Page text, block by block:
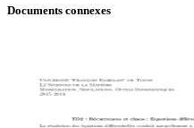
Documents connexes